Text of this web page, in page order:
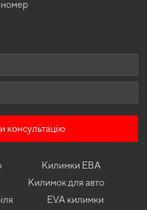
номер
консультацію
Килимки ЕВА
Килимок для авто
EVA килимки